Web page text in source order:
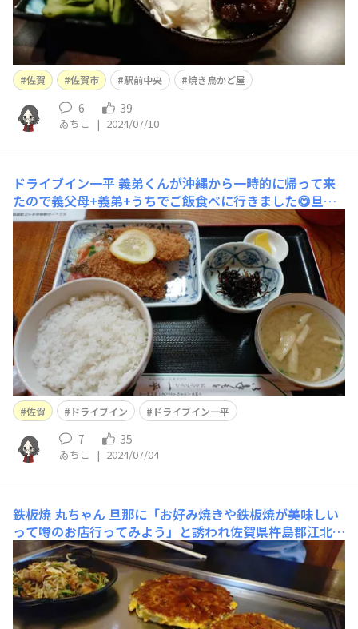
佐賀 佐賀市 駅前中央 焼き鳥かど屋
6 39
ゐちこ | 2024/07/10
ドライブイン一平義弟くんが沖縄から一時的に帰って来
たので義父母+義弟+うちでご飯食べに行きました😋旦那
は今日仕事😇ドライブイン一平は皿からこぼれるほどの
カツカレーが有名ですがそんなに食べれないと思いイワシ
フライ定食にしましたが普通の定食もご飯の量多過ぎでち
と苦しい🫠これは4年前にドライブイン一平でカツカレー
を頼んだ
佐賀 ドライブイン ドライブイン一平
7 35
ゐちこ | 2024/07/04
鉄板焼 丸ちゃん 旦那に「お好み焼きや鉄板焼が美味しい
って噂のお店行ってみよう」と誘われ佐賀県杵島郡江北町
の丸ちゃんというお店に来ました。いわゆるチェーン店で
はないお店のお好み焼き鉄板焼って久々😋なかなか美味
しゅうございました✨